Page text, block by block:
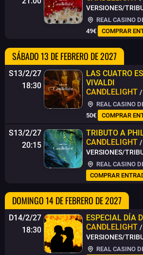
VERSIONES/
REAL CASINO
49€
COMPRAR
SÁBADO 13 DE FEBRERO DE 2027
S13/2/27
18:30
LAS CUATRO
VIVALDI
CANDLELIGHT /
REAL CASINO
50€
COMPRAR
S13/2/27
20:15
TRIBUTO A
CANDLELIGHT /
VERSIONES/
REAL CASINO
COMPRAR
DOMINGO 14 DE FEBRERO DE 2027
D14/2/27
18:30
ESPECIAL DÍA
CANDLELIGHT /
VERSIONES/
REAL CASINO